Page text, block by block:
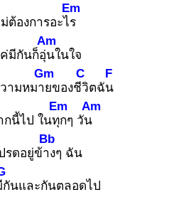
ต้องการอะไร
Em
มีกันก็อุ่น
Am
ในใจ
ามหมาย
Gm
ของชีวิ
C
ตฉัน
F
กนี้ไป ในทุก
Em
ๆ วัน
Am
รดอยู่ข้าง
Bb
ๆ ฉัน
กันและกันตลอดไป